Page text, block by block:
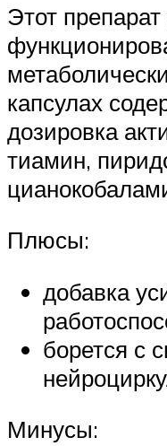
Этот
капсулах
дозировка
тиамин,
Плюсы:
добавка
борется с
Минусы: